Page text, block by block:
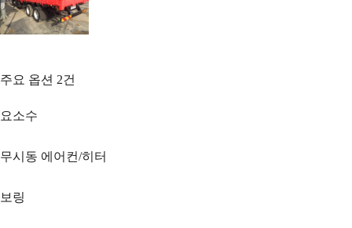
주요 옵션 2건
요소수
무시동 에어컨/히터
보링